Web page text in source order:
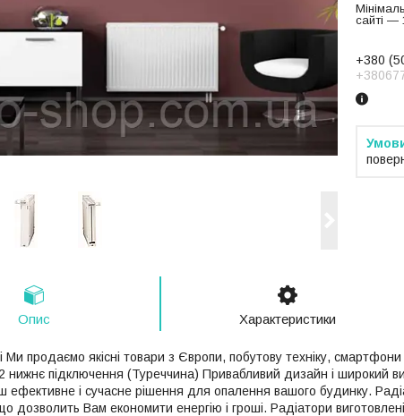
сайті —
+380
Опис Характеристики
Ми продаємо якісні товари з Європи, побутову техніку,
нижнє підключення (Туреччина) Привабливий дизайн і широкий
ефективне і сучасне рішення для опалення вашого будинку.
дозволить Вам економити енергію і гроші. Радіатори